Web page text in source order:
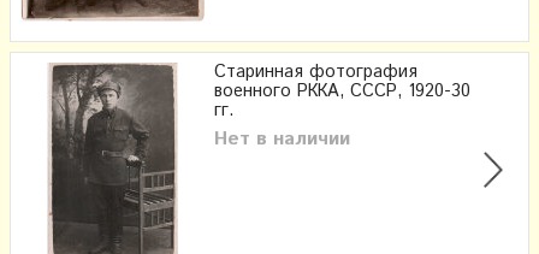
Старинная фотография
военного РККА, СССР, 1920-30
гг.
Нет в наличии